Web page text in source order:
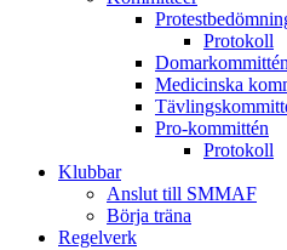
Protokoll
Domarkommittén
Medicinska
Pro-kommittén
Protokoll
Klubbar
Anslut till SMMAF
Börja träna
Regelverk